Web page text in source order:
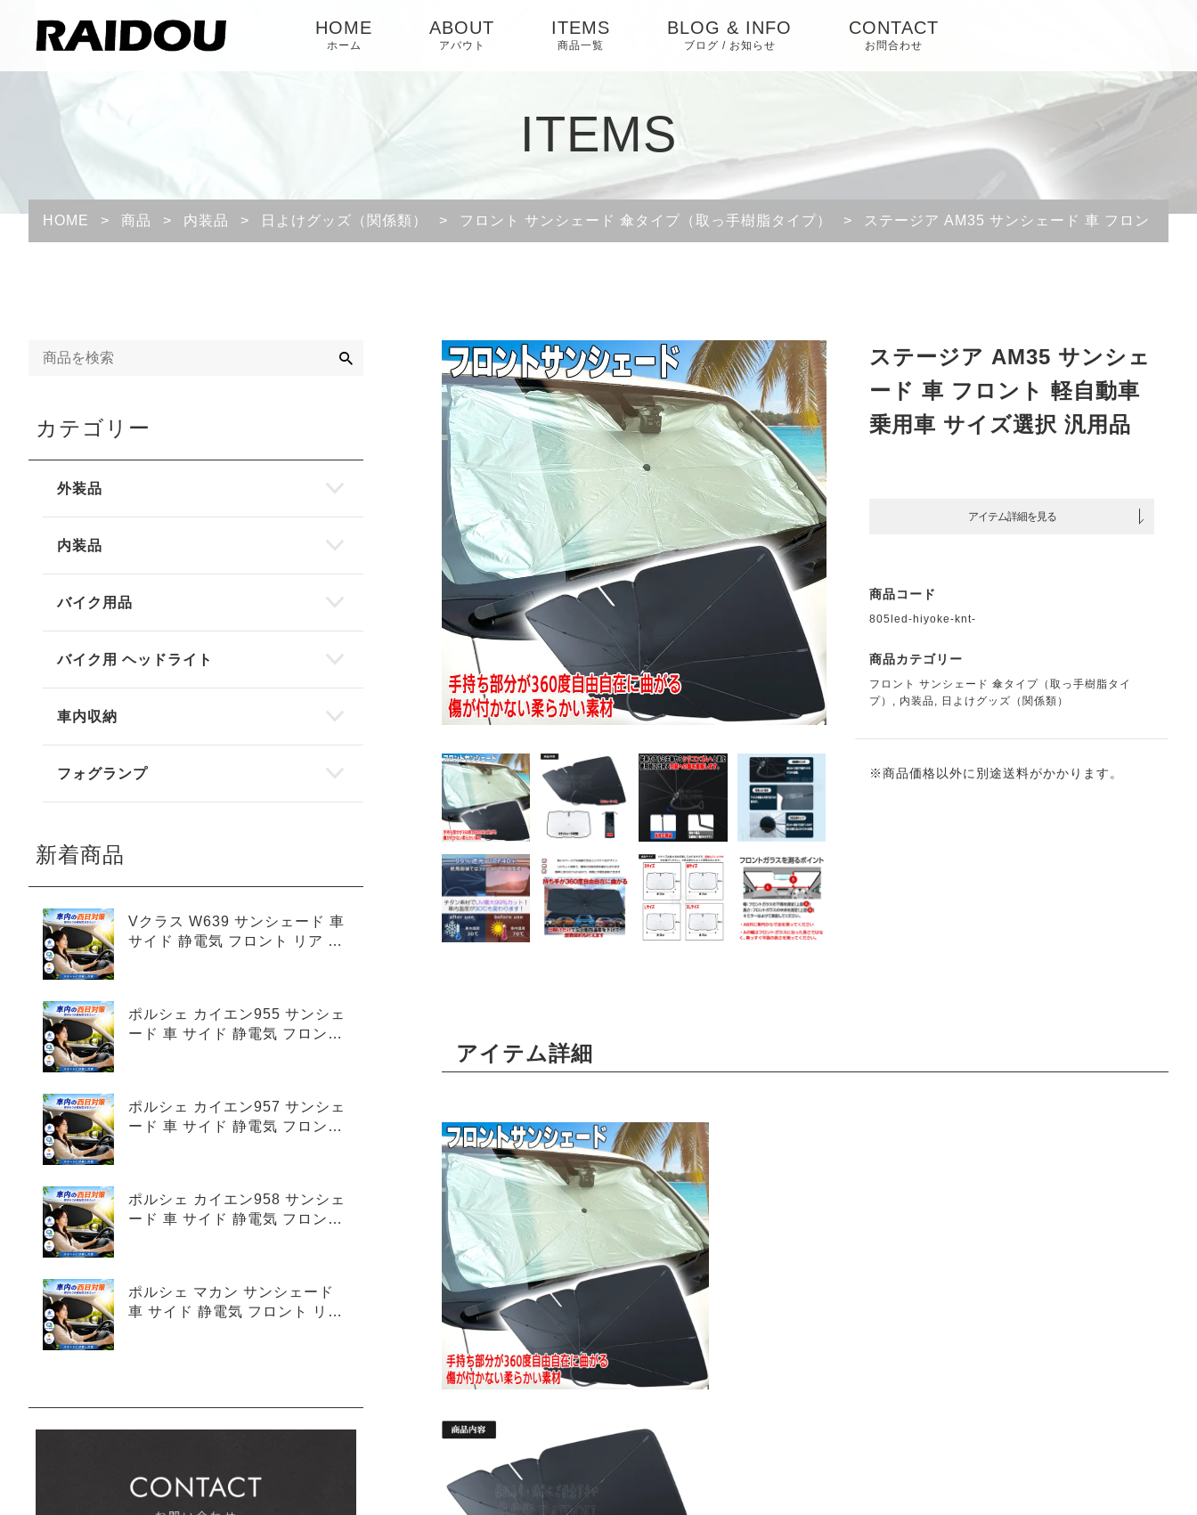
HOME
ホーム
ABOUT
アバウト
ITEMS
商品一覧
BLOG & INFO
ブログ / お知らせ
ピックアップ
CONTACT
お問合わせ
ITEMS
HOME > 商品 > 内装品 > 日よけグッズ（関係類） > フロント サンシェード 傘タイプ（取っ手樹脂タイプ） > ステージア AM35 サンシェード 車 フロント 軽
ステージア AM35 サンシェ
ード 車 フロント 軽自動車
乗用車 サイズ選択 汎用品
アイテム詳細を見る
商品コード
805led-hiyoke-knt-
商品カテゴリー
フロント サンシェード 傘タイプ（取っ手樹脂タイ
プ） , 内装品 , 日よけグッズ（関係類）
※商品価格以外に別途送料がかかります。
アイテム詳細
カテゴリー
外装品
内装品
バイク用品
バイク用 ヘッドライト
車内収納
フォグランプ
新着商品
Vクラス W639 サンシェード 車
サイド 静電気 フロント リア 4
ポルシェ カイエン955 サンシェ
ード 車 サイド 静電気 フロント
ポルシェ カイエン957 サンシェ
ード 車 サイド 静電気 フロント
ポルシェ カイエン958 サンシェ
ード 車 サイド 静電気 フロント
ポルシェ マカン サンシェード
車 サイド 静電気 フロント リア